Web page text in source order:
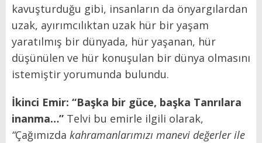
kavuşturduğu gibi, insanların da önyargılardan
uzak, ayırımcılıktan uzak hür bir yaşam
yaratılmış bir dünyada, hür yaşanan, hür
düşünülen ve hür konuşulan bir dünya olmasını
istemiştir yorumunda bulundu.
İkinci Emir: “Başka bir güce, başka Tanrılara
inanma…” Telvi bu emirle ilgili olarak,
“Çağımızda kahramanlarımızı manevi değerler ile